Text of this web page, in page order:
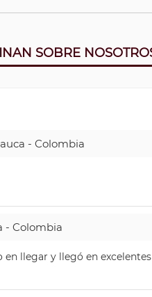
SOBRE
- Colombia
- Colombia
llegar y llegó en